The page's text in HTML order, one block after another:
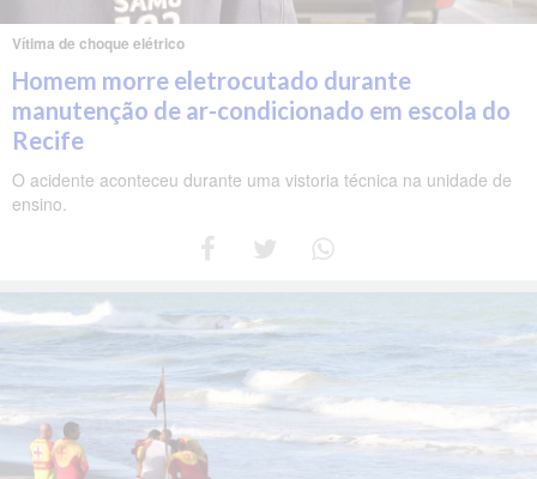
Vítima de choque elétrico
Homem morre eletrocutado durante
manutenção de ar-condicionado em escola do
Recife
O acidente aconteceu durante uma vistoria técnica na unidade de
ensino.